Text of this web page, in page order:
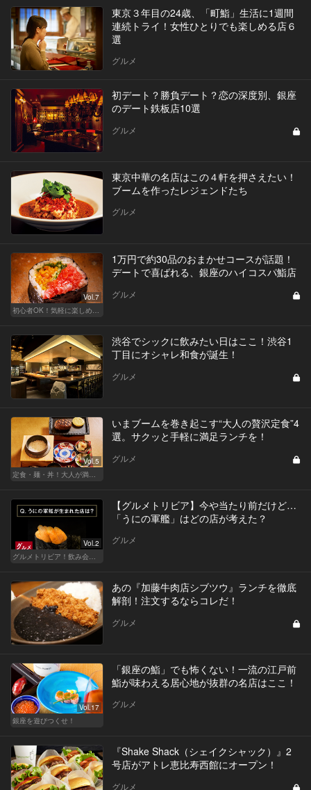
東京３年目の24歳、「町鮨」生活に1週間
連続トライ！女性ひとりでも楽しめる店６
選
グルメ
初デート？勝負デート？恋の深度別、銀座
のデート鉄板店10選
グルメ
東京中華の名店はこの４軒を押さえたい！
ブームを作ったレジェンドたち
グルメ
Vol.7
1万円で約30品のおまかせコースが話題！
デートで喜ばれる、銀座のハイコスパ鮨店
グルメ
渋谷でシックに飲みたい日はここ！渋谷1
丁目にオシャレ和食が誕生！
グルメ
Vol.5
いまブームを巻き起こす“大人の贅沢定食”4
選。サクッと手軽に満足ランチを！
グルメ
Vol.2
【グルメトリビア】今や当たり前だけど…
「うにの軍艦」はどの店が考えた？
グルメ
あの『加藤牛肉店シブツウ』ランチを徹底
解剖！注文するならコレだ！
グルメ
Vol.17
銀座を遊びつくせ！
「銀座の鮨」でも怖くない！一流の江戸前
鮨が味わえる居心地が抜群の名店はここ！
グルメ
『Shake Shack（シェイクシャック）』2
号店がアトレ恵比寿西館にオープン！
グルメ